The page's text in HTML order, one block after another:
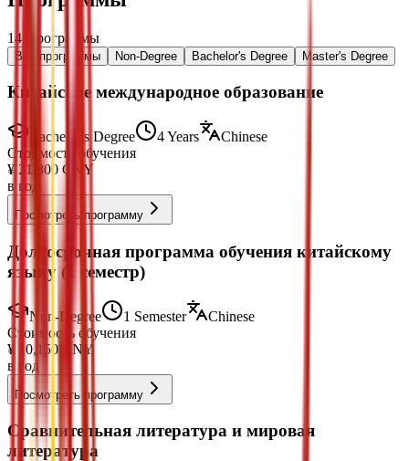
14 Программы
Все программы Non-Degree Bachelor's Degree Master's Degree
Китайское международное образование
Bachelor's Degree 4 Years
Chinese
Стоимость обучения
¥ 21,800 CNY
в год
Посмотреть программу
Долгосрочная программа обучения китайскому
языку (1 семестр)
Non-Degree 1 Semester
Chinese
Стоимость обучения
¥
10,150 CNY
в год
Посмотреть программу
Сравнительная литература и мировая
литература